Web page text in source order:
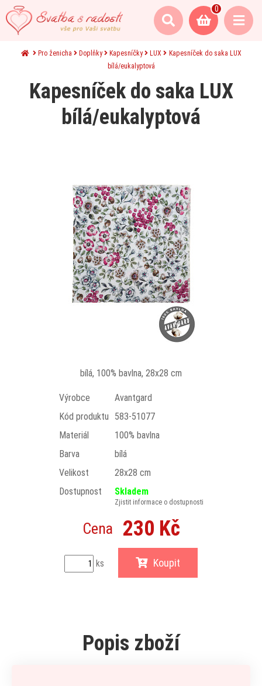
0
Pro ženicha Doplňky Kapesníčky LUX
Kapesníček do saka LUX
bílá/eukalyptová
Kapesníček do saka LUX
bílá/eukalyptová
bílá, 100% bavlna, 28x28 cm
Výrobce
Avantgard
Kód produktu
583-51077
Materiál
100% bavlna
Barva
bílá
Velikost
28x28 cm
Dostupnost
Skladem
Zjistit informace o dostupnosti
Cena 230 Kč
ks Koupit
Popis zboží